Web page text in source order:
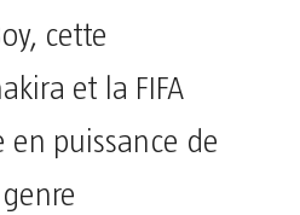
cette
et la FIFA
en puissance de